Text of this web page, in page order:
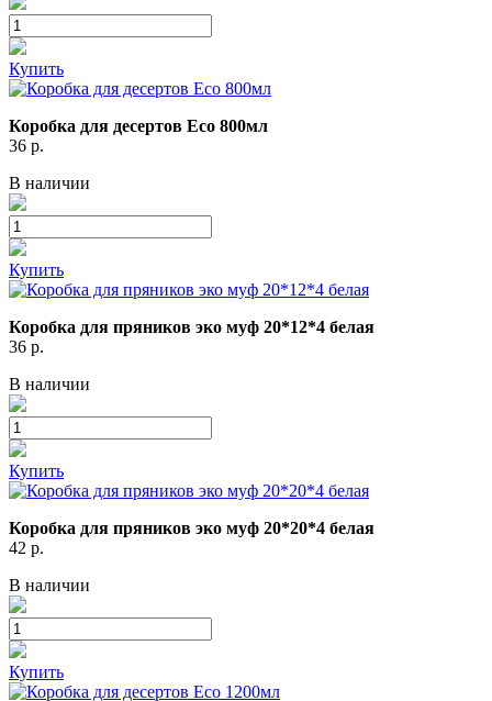
Купить
Коробка для десертов Eco 800мл
36 р.
В наличии
Купить
Коробка для пряников эко муф 20*12*4 белая
36 р.
В наличии
Купить
Коробка для пряников эко муф 20*20*4 белая
42 р.
В наличии
Купить